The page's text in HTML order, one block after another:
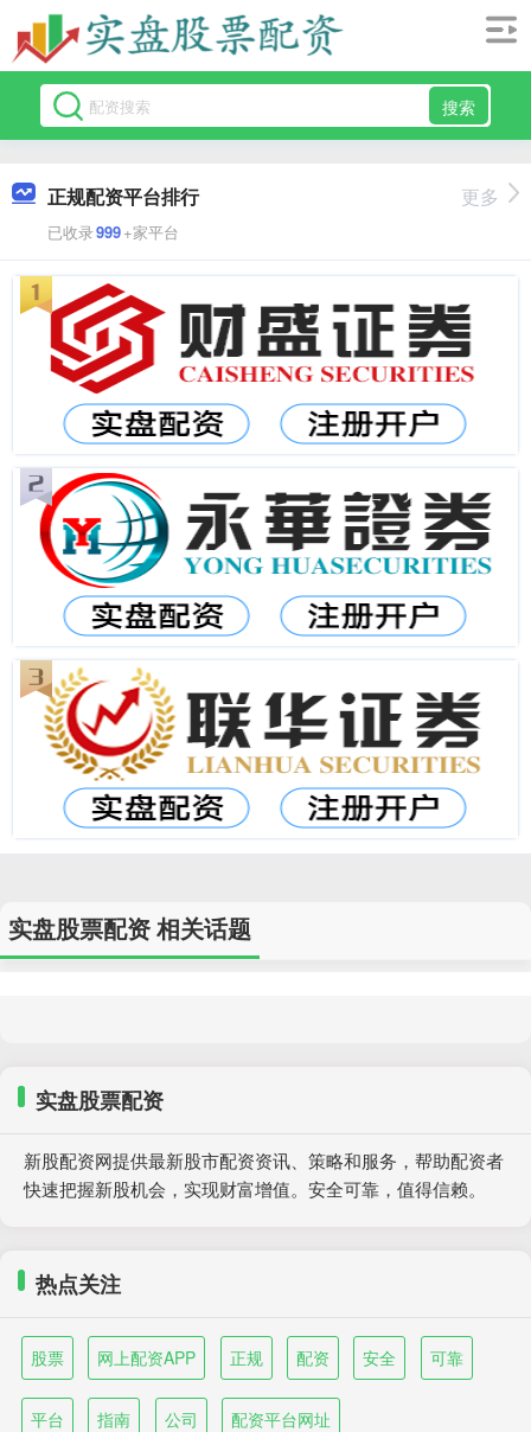
搜索
正规配资平台排行
已收录999+家平台
更多
实盘股票配资 相关话题
实盘股票配资
新股配资网提供最新股市配资资讯、策略和服务，帮助配资者
快速把握新股机会，实现财富增值。安全可靠，值得信赖。
热点关注
股票 网上配资APP 正规 配资 安全 可靠
平台 指南 公司 配资平台网址